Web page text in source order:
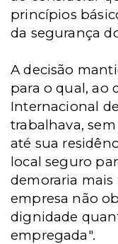
princípios
da segurança
A decisão
para o qual, ao
Internacional
trabalhava,
até sua
local seguro
demoraria mais
empresa não
dignidade
empregada".